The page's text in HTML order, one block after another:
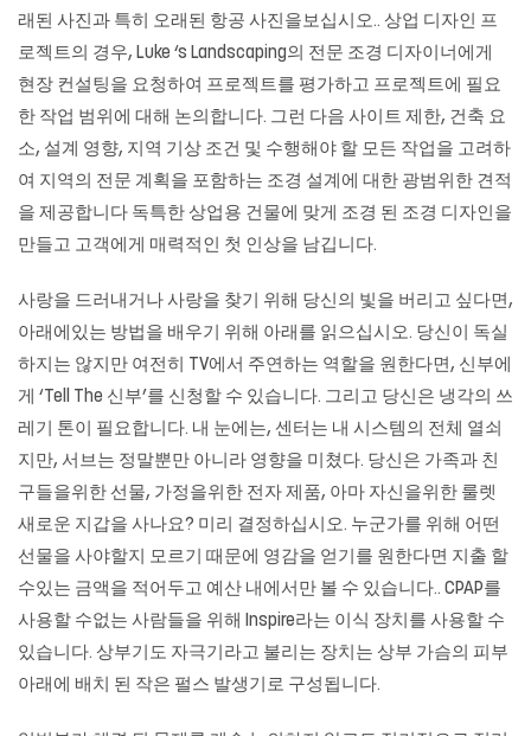
래된 사진과 특히 오래된 항공 사진을보십시오.. 상업 디자인 프
로젝트의 경우, Luke ‘s Landscaping의 전문 조경 디자이너에게
현장 컨설팅을 요청하여 프로젝트를 평가하고 프로젝트에 필요
한 작업 범위에 대해 논의합니다. 그런 다음 사이트 제한, 건축 요
소, 설계 영향, 지역 기상 조건 및 수행해야 할 모든 작업을 고려하
여 지역의 전문 계획을 포함하는 조경 설계에 대한 광범위한 견적
을 제공합니다 독특한 상업용 건물에 맞게 조경 된 조경 디자인을
만들고 고객에게 매력적인 첫 인상을 남깁니다.
사랑을 드러내거나 사랑을 찾기 위해 당신의 빛을 버리고 싶다면,
아래에있는 방법을 배우기 위해 아래를 읽으십시오. 당신이 독실
하지는 않지만 여전히 TV에서 주연하는 역할을 원한다면, 신부에
게 ‘Tell The 신부’를 신청할 수 있습니다. 그리고 당신은 냉각의 쓰
레기 톤이 필요합니다. 내 눈에는, 센터는 내 시스템의 전체 열쇠
지만, 서브는 정말뿐만 아니라 영향을 미쳤다. 당신은 가족과 친
구들을위한 선물, 가정을위한 전자 제품, 아마 자신을위한 룰렛
새로운 지갑을 사나요? 미리 결정하십시오. 누군가를 위해 어떤
선물을 사야할지 모르기 때문에 영감을 얻기를 원한다면 지출 할
수있는 금액을 적어두고 예산 내에서만 볼 수 있습니다.. CPAP를
사용할 수없는 사람들을 위해 Inspire라는 이식 장치를 사용할 수
있습니다. 상부기도 자극기라고 불리는 장치는 상부 가슴의 피부
아래에 배치 된 작은 펄스 발생기로 구성됩니다.